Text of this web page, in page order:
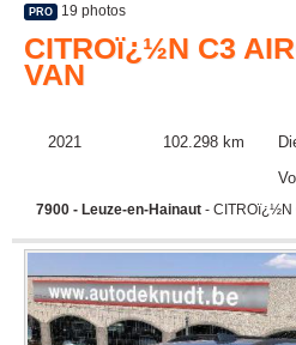
PRO 19 photos
CITROï¿½N C3
VAN
2021 102.298 km
7900 - Leuze-en-Hainaut - CITROï¿½N